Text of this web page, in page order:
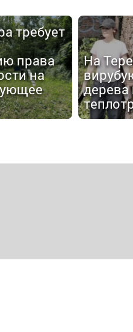
требует
права
на
На
дерева